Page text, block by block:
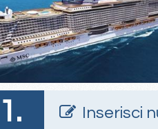
1. Inserisci